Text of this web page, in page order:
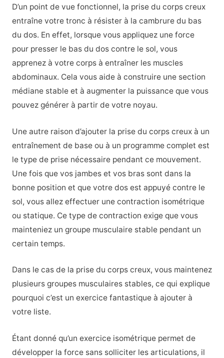
D’un point de vue fonctionnel, la prise du corps creux
entraîne votre tronc à résister à la cambrure du bas
du dos. En effet, lorsque vous appliquez une force
pour presser le bas du dos contre le sol, vous
apprenez à votre corps à entraîner les muscles
abdominaux. Cela vous aide à construire une section
médiane stable et à augmenter la puissance que vous
pouvez générer à partir de votre noyau.
Une autre raison d’ajouter la prise du corps creux à un
entraînement de base ou à un programme complet est
le type de prise nécessaire pendant ce mouvement.
Une fois que vos jambes et vos bras sont dans la
bonne position et que votre dos est appuyé contre le
sol, vous allez effectuer une contraction isométrique
ou statique. Ce type de contraction exige que vous
mainteniez un groupe musculaire stable pendant un
certain temps.
Dans le cas de la prise du corps creux, vous maintenez
plusieurs groupes musculaires stables, ce qui explique
pourquoi c’est un exercice fantastique à ajouter à
votre liste.
Étant donné qu’un exercice isométrique permet de
développer la force sans solliciter les articulations, il